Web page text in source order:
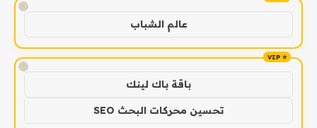
!
عالم الشباب
!
باقة باك لينك
تحسين محركات البحث SEO